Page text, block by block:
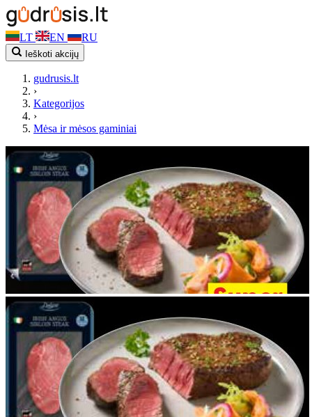
LT EN RU
Ieškoti akcijų
gudrusis.lt
›
Kategorijos
›
Mėsa ir mėsos gaminiai